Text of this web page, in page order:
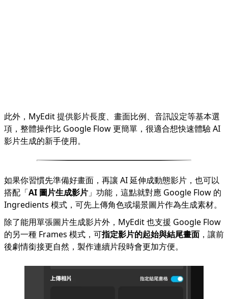
此外，MyEdit 提供影片長度、畫面比例、音訊設定等基本選
項，整體操作比 Google Flow 更簡單，很適合想快速體驗 AI
影片生成的新手使用。
如果你習慣先準備好畫面，再讓 AI 延伸成動態影片，也可以
搭配「AI 圖片生成影片 」功能，這點就對應 Google Flow 的
Ingredients 模式，可先上傳角色或場景圖片作為生成素材。
除了能用單張圖片生成影片外，MyEdit 也支援 Google Flow
的另一種 Frames 模式，可指定影片的起始與結尾畫面 ，讓前
後劇情銜接更自然，製作連續片段時會更加方便。